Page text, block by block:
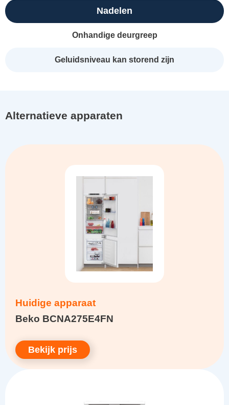
Nadelen
Onhandige deurgreep
Geluidsniveau kan storend zijn
Alternatieve apparaten
Huidige apparaat
Beko BCNA275E4FN
Bekijk prijs